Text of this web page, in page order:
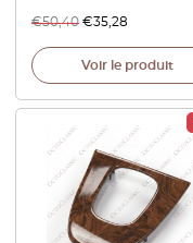
€50,40 €35,28
Voir le produit